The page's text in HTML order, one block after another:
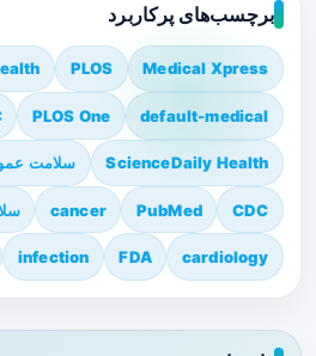
برچسب‌های پرکاربرد
Medical Xpress
PLOS
default-medical
PLOS One
ScienceDaily Health سلامت
CDC
PubMed
cancer
cardiology
FDA
infection